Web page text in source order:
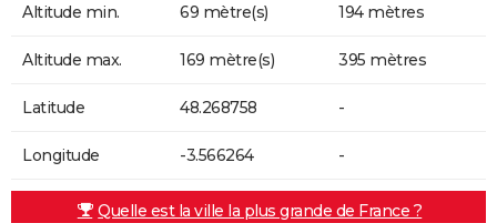
Altitude min. 69 mètre(s) 194 mètres
Altitude max. 169 mètre(s) 395 mètres
Latitude 48.268758 -
Longitude -3.566264 -
Quelle est la ville la plus grande de France ?